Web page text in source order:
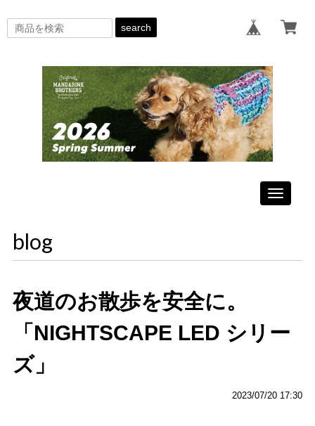
search
Toggle
blog
夜道のお散歩を安全に。
「NIGHTSCAPE LED シリー
ズ」
2023/07/20 17:30